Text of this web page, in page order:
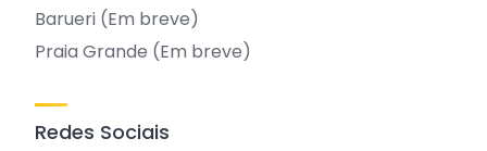
Barueri (Em breve)
Praia Grande (Em breve)
Redes Sociais